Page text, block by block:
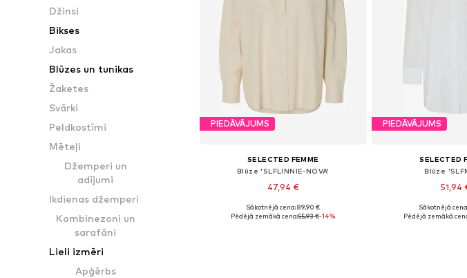
Džinsi
Bikses
Jakas
Blūzes un tunikas
Žaketes
Svārki
Peldkostīmi
Mēteļi
Džemperi un
adījumi
Ikdienas džemperi
Kombinezoni un
sarafāni
Lieli izmēri
Apģērbs
PIEDĀVĀJUMS
SELECTED FEMME
Blūze 'SLFLINNIE-NOVA'
47,94 €
Pieejamie izmēri: S, M, L, XL
Sākotnējā cena: 89,90 €
Pēdējā zemākā cena:55,93 €-14%
PIEDĀVĀJUMS
SELECTED
Blūze
51,94
Pieejamie izmēri: XS,
Sākotnējā
Pēdējā zemākā